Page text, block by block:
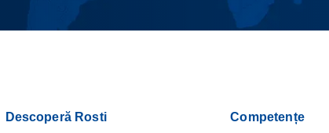
Descoperă Rosti Competențe